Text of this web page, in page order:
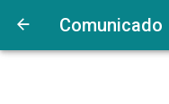
Comunicado